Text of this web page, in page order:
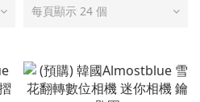
每頁顯示 24 個